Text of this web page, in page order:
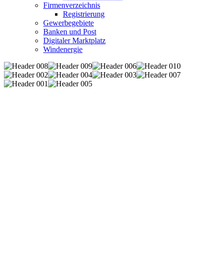
Firmenverzeichnis
Registrierung
Gewerbegebiete
Banken und Post
Digitaler Marktplatz
Windenergie